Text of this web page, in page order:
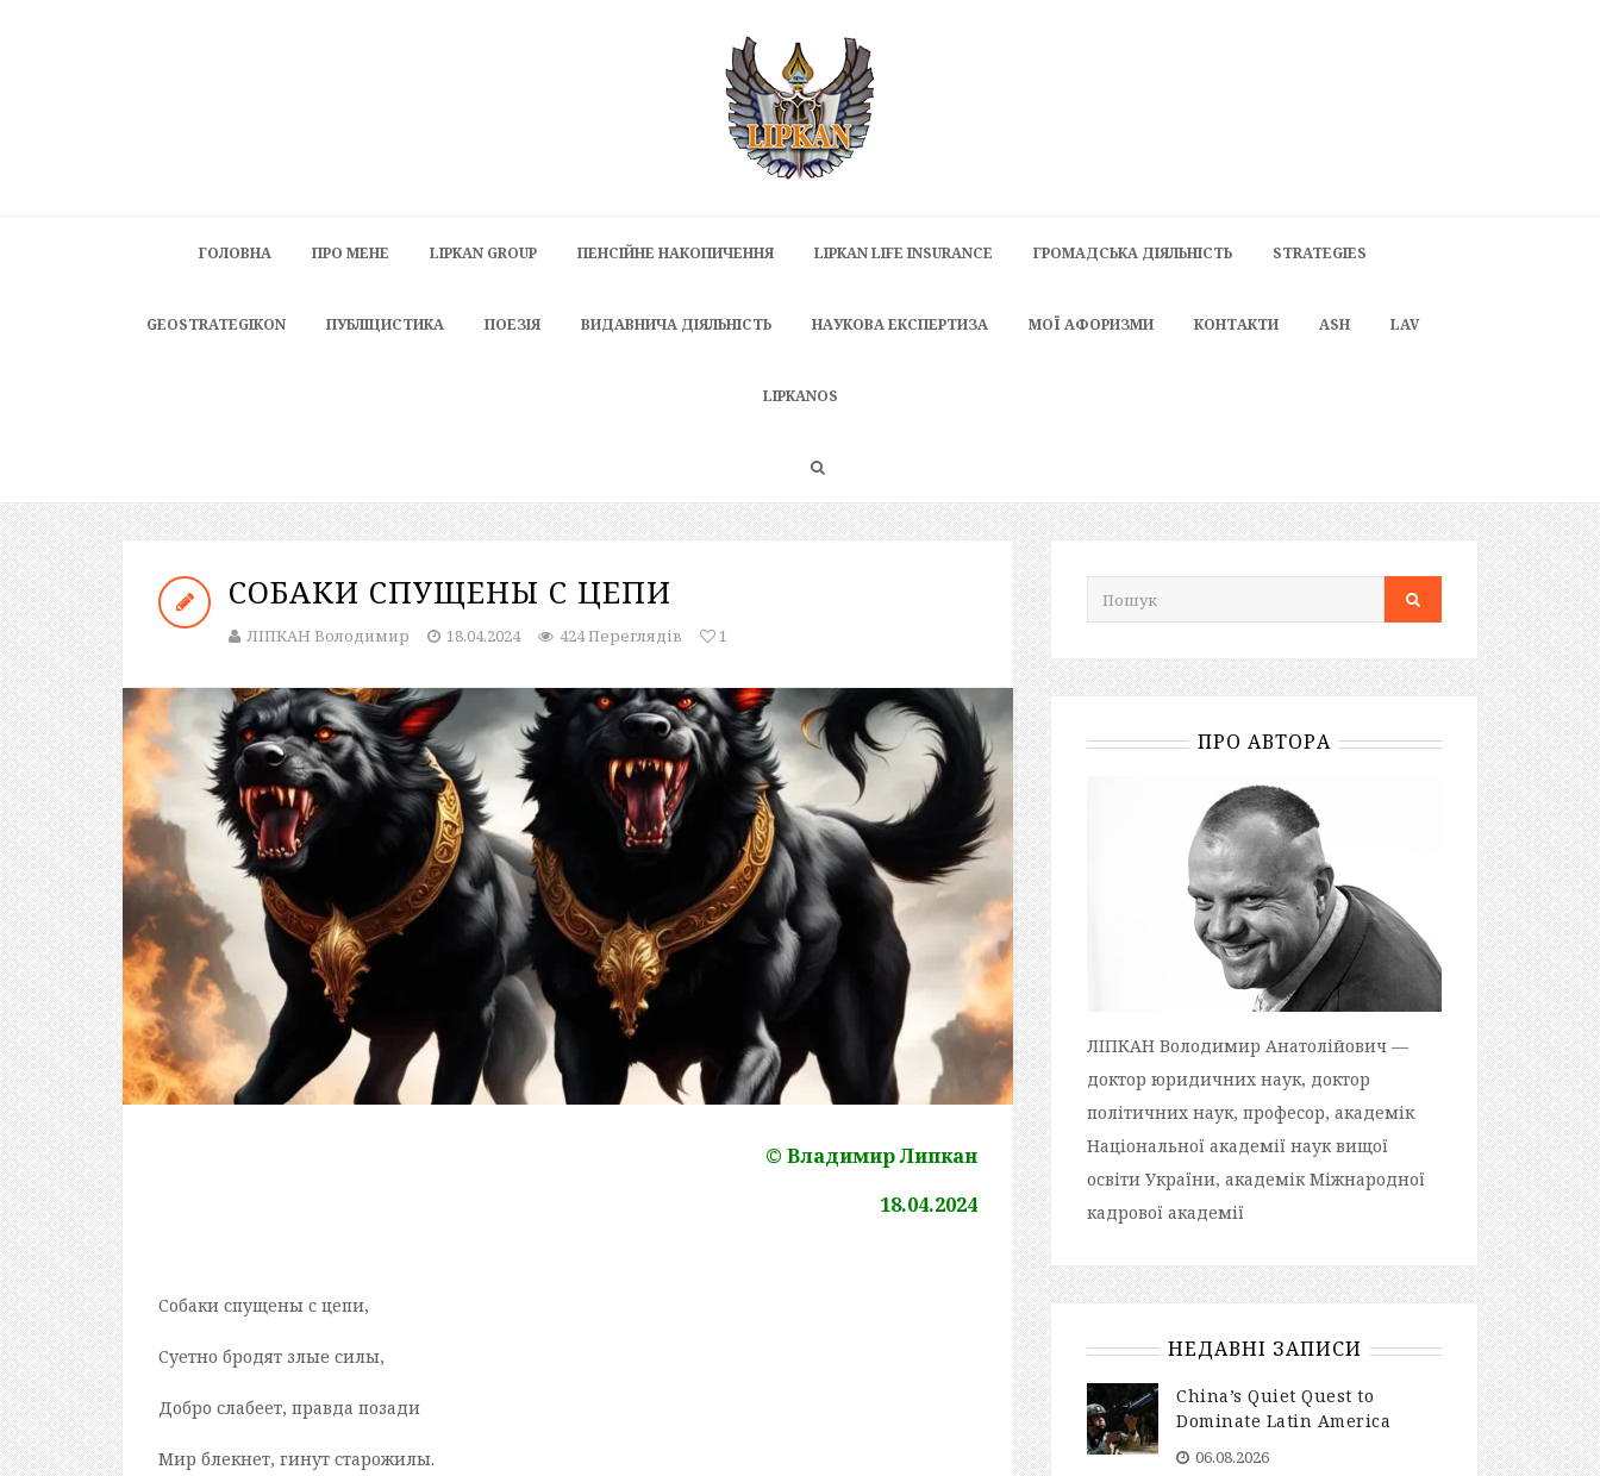
ГОЛОВНА ПРО МЕНЕ LIPKAN GROUP ПЕНСІЙНЕ НАКОПИЧЕННЯ LIPKAN LIFE INSURANCE ГРОМАДСЬКА ДІЯЛЬНІСТЬ STRATEGIES
GEOSTRATEGIKON ПУБЛІЦИСТИКА ПОЕЗІЯ ВИДАВНИЧА ДІЯЛЬНІСТЬ НАУКОВА ЕКСПЕРТИЗА МОЇ АФОРИЗМИ КОНТАКТИ ASH LAV
LIPKANOS
СОБАКИ СПУЩЕНЫ С ЦЕПИ
ЛІПКАН Володимир 18.04.2024 424 Переглядів 1
© Владимир Липкан
18.04.2024
Собаки спущены с цепи,
Суетно бродят злые силы,
Добро слабеет, правда позади
Мир блекнет, гинут старожилы.
ПРО АВТОРА
ЛІПКАН Володимир Анатолійович —
доктор юридичних наук, доктор
політичних наук, професор, академік
Національної академії наук вищої
освіти України, академік Міжнародної
кадрової академії
НЕДАВНІ ЗАПИСИ
China’s Quiet Quest to
Dominate Latin America
06.08.2026